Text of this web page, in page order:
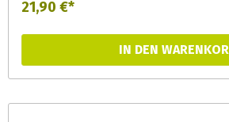
21,90 €*
IN DEN